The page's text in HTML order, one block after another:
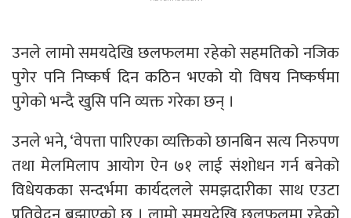
उनले लामो समयदेखि छलफलमा रहेको सहमतिको नजिक
पुगेर पनि निष्कर्ष दिन कठिन भएको यो विषय निष्कर्षमा
पुगेको भन्दै खुसि पनि व्यक्त गरेका छन् ।
उनले भने, ‘वेपत्ता पारिएका व्यक्तिको छानबिन सत्य निरुपण
तथा मेलमिलाप आयोग ऐन ७१ लाई संशोधन गर्न बनेको
विधेयकका सन्दर्भमा कार्यदलले समझदारीका साथ एउटा